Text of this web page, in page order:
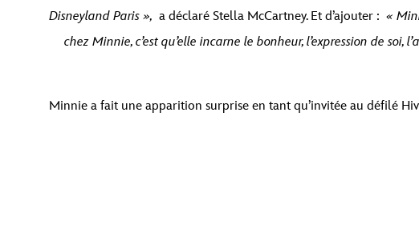
Disneyland Paris », a déclaré Stella McCartney. Et d’ajouter : «
chez Minnie, c’est qu’elle incarne le bonheur, l’expression de
Minnie a fait une apparition surprise en tant qu’invitée au défilé